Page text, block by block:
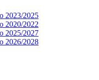
2023/2025
2020/2022
2025/2027
2026/2028